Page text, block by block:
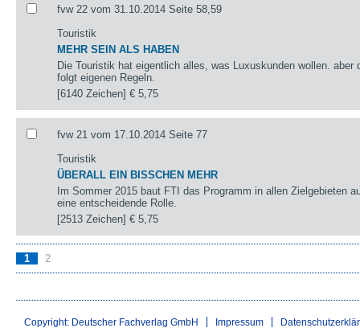
fvw 22 vom 31.10.2014 Seite 58,59
Touristik
MEHR SEIN ALS HABEN
Die Touristik hat eigentlich alles, was Luxuskunden wollen. aber
folgt eigenen Regeln.
[6140 Zeichen]€ 5,75
fvw 21 vom 17.10.2014 Seite 77
Touristik
ÜBERALL EIN BISSCHEN MEHR
Im Sommer 2015 baut FTI das Programm in allen Zielgebieten
eine entscheidende Rolle.
[2513 Zeichen]€ 5,75
1 2
Copyright: Deutscher Fachverlag GmbH Impressum